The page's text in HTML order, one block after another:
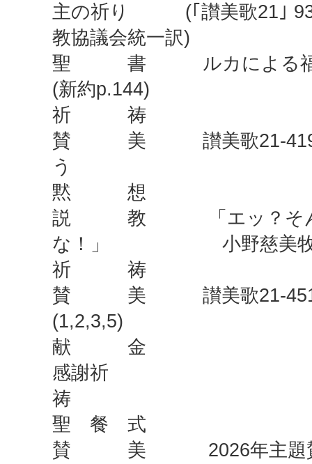
主の祈り (｢讃美歌21｣ 93-
教協議会統一訳)
聖 書 ルカによる福音
(新約p.144)
祈 祷
賛 美 讃美歌21-419 さ
う
黙 想
説 教 「エッ？そん
な！」 小野慈美牧
祈 祷
賛 美 讃美歌21-451
(1,2,3,5)
献 金
感謝祈
聖 餐 式
賛 美 2026年主題賛